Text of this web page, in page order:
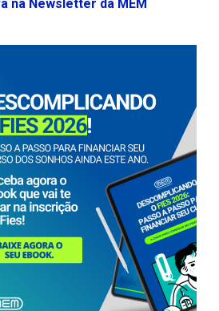
na Newsletter da MEM